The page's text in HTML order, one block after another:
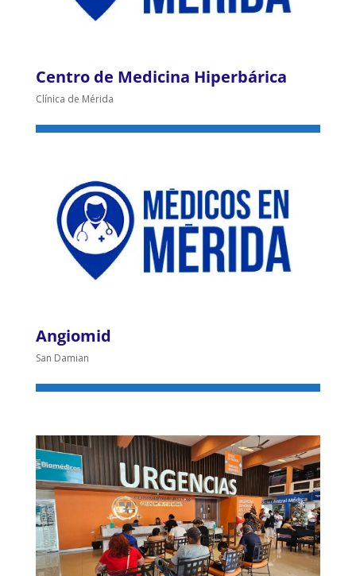
Centro de Medicina Hiperbárica
Clínica de Mérida
Angiomid
San Damian